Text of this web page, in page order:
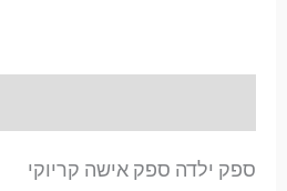
ספק ילדה ספק אישה קריוקי